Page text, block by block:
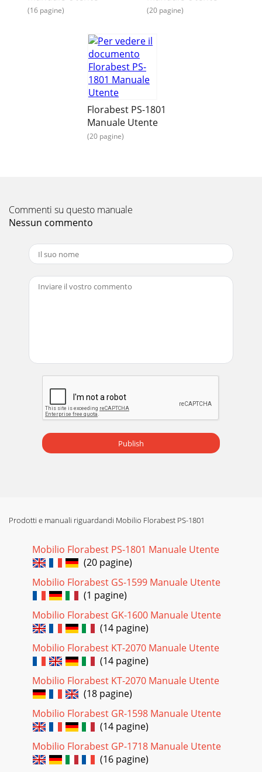
(16 pagine) (20 pagine)
Florabest PS-1801
Manuale Utente
(20 pagine)
Commenti su questo manuale
Nessun commento
Publish
Prodotti e manuali riguardandi Mobilio Florabest PS-1801
Mobilio Florabest PS-1801 Manuale Utente
(20 pagine)
Mobilio Florabest GS-1599 Manuale Utente
(1 pagine)
Mobilio Florabest GK-1600 Manuale Utente
(14 pagine)
Mobilio Florabest KT-2070 Manuale Utente
(14 pagine)
Mobilio Florabest KT-2070 Manuale Utente
(18 pagine)
Mobilio Florabest GR-1598 Manuale Utente
(14 pagine)
Mobilio Florabest GP-1718 Manuale Utente
(16 pagine)